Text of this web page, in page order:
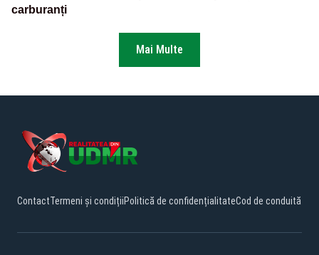
carburanți
Mai Multe
ContactTermeni și condițiiPolitică de confidențialitateCod de conduită